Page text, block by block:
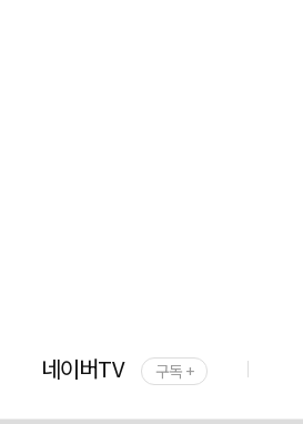
네이버TV 구독 +